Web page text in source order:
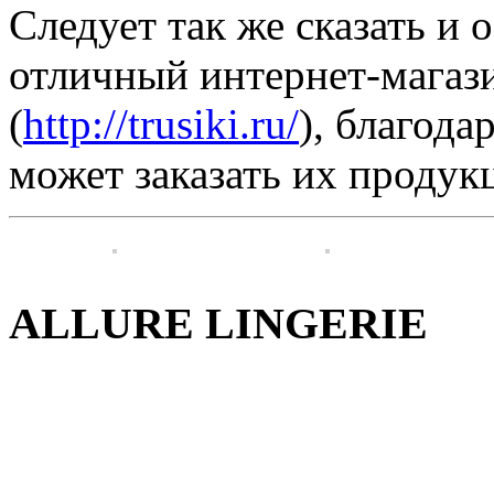
Следует так же сказать и
отличный интернет-
(http://trusiki.ru/),
может заказать их
ALLURE LINGERIE